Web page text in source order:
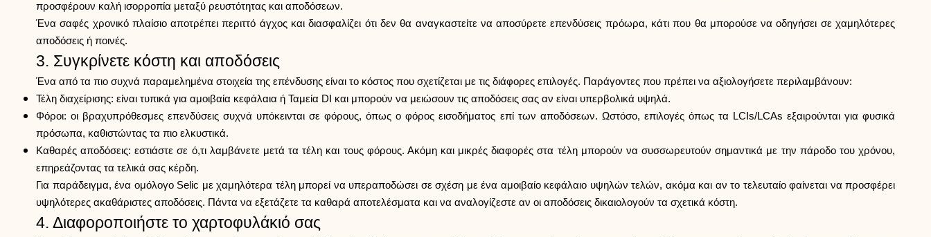
προσφέρουν καλή ισορροπία μεταξύ ρευστότητας και αποδόσεων.
Ένα σαφές χρονικό πλαίσιο αποτρέπει περιττό άγχος και διασφαλίζει ότι δεν θα αναγκαστείτε να αποσύρετε επενδύσεις πρόωρα, κάτι που θα μπορούσε να οδηγήσει σε χαμηλότερες
αποδόσεις ή ποινές.
3. Συγκρίνετε κόστη και αποδόσεις
Ένα από τα πιο συχνά παραμελημένα στοιχεία της επένδυσης είναι το κόστος που σχετίζεται με τις διάφορες επιλογές. Παράγοντες που πρέπει να αξιολογήσετε περιλαμβάνουν:
Τέλη διαχείρισης: είναι τυπικά για αμοιβαία κεφάλαια ή Ταμεία DI και μπορούν να μειώσουν τις αποδόσεις σας αν είναι υπερβολικά υψηλά.
Φόροι: οι βραχυπρόθεσμες επενδύσεις συχνά υπόκεινται σε φόρους, όπως ο φόρος εισοδήματος επί των αποδόσεων. Ωστόσο, επιλογές όπως τα LCIs/LCAs εξαιρούνται για φυσικά
πρόσωπα, καθιστώντας τα πιο ελκυστικά.
Καθαρές αποδόσεις: εστιάστε σε ό,τι λαμβάνετε μετά τα τέλη και τους φόρους. Ακόμη και μικρές διαφορές στα τέλη μπορούν να συσσωρευτούν σημαντικά με την πάροδο του χρόνου,
επηρεάζοντας τα τελικά σας κέρδη.
Για παράδειγμα, ένα ομόλογο Selic με χαμηλότερα τέλη μπορεί να υπεραποδώσει σε σχέση με ένα αμοιβαίο κεφάλαιο υψηλών τελών, ακόμα και αν το τελευταίο φαίνεται να προσφέρει
υψηλότερες ακαθάριστες αποδόσεις. Πάντα να εξετάζετε τα καθαρά αποτελέσματα και να αναλογίζεστε αν οι αποδόσεις δικαιολογούν τα σχετικά κόστη.
4. Διαφοροποιήστε το χαρτοφυλάκιό σας